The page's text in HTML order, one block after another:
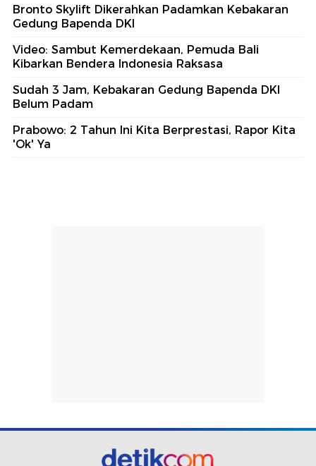
Bronto Skylift Dikerahkan Padamkan Kebakaran
Gedung Bapenda DKI
Video: Sambut Kemerdekaan, Pemuda Bali
Kibarkan Bendera Indonesia Raksasa
Sudah 3 Jam, Kebakaran Gedung Bapenda DKI
Belum Padam
Prabowo: 2 Tahun Ini Kita Berprestasi, Rapor Kita
'Ok' Ya